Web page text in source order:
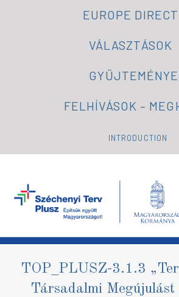
EUROPE DIRECT
VÁLASZTÁSOK
FELHÍVÁSOK –
INTRODUCTION
TOP_PLUSZ-3.1.3
Társadalmi Megújulást